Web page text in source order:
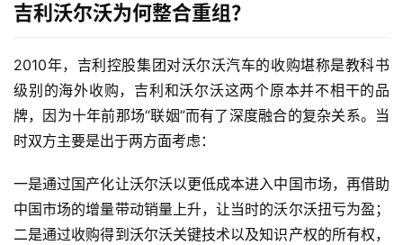
吉利沃尔沃为何整合重组？
2010年，吉利控股集团对沃尔沃汽车的收购堪称是教科书
级别的海外收购，吉利和沃尔沃这两个原本并不相干的品
牌，因为十年前那场“联姻”而有了深度融合的复杂关系。当
时双方主要是出于两方面考虑：
一是通过国产化让沃尔沃以更低成本进入中国市场，再借助
中国市场的增量带动销量上升，让当时的沃尔沃扭亏为盈；
二是通过收购得到沃尔沃关键技术以及知识产权的所有权，